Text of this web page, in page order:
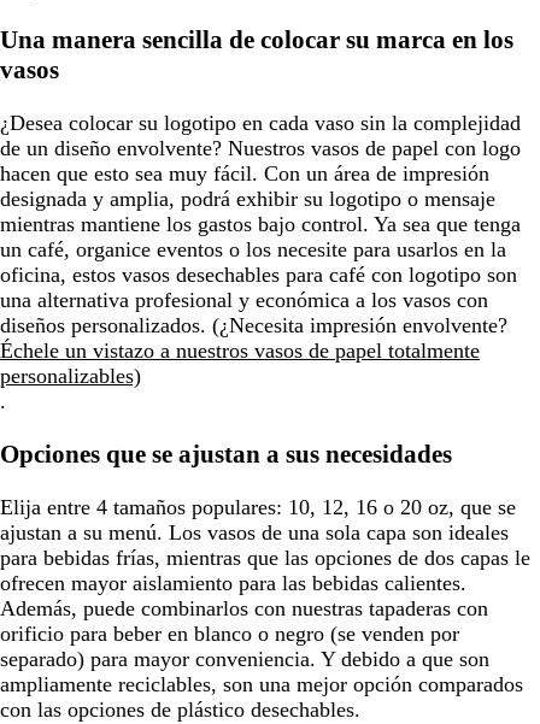
Una manera sencilla de colocar su marca en los
vasos
¿Desea colocar su logotipo en cada vaso sin la complejidad
de un diseño envolvente? Nuestros vasos de papel con logo
hacen que esto sea muy fácil. Con un área de impresión
designada y amplia, podrá exhibir su logotipo o mensaje
mientras mantiene los gastos bajo control. Ya sea que tenga
un café, organice eventos o los necesite para usarlos en la
oficina, estos vasos desechables para café con logotipo son
una alternativa profesional y económica a los vasos con
diseños personalizados. (¿Necesita impresión envolvente?
Échele un vistazo a nuestros vasos de papel totalmente
personalizables)
.
Opciones que se ajustan a sus necesidades
Elija entre 4 tamaños populares: 10, 12, 16 o 20 oz, que se
ajustan a su menú. Los vasos de una sola capa son ideales
para bebidas frías, mientras que las opciones de dos capas le
ofrecen mayor aislamiento para las bebidas calientes.
Además, puede combinarlos con nuestras tapaderas con
orificio para beber en blanco o negro (se venden por
separado) para mayor conveniencia. Y debido a que son
ampliamente reciclables, son una mejor opción comparados
con las opciones de plástico desechables.